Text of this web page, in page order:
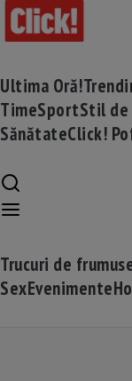
Ultima Oră!
TimeSportStil de
SănătateClick!
Trucuri de
SexEvenimente